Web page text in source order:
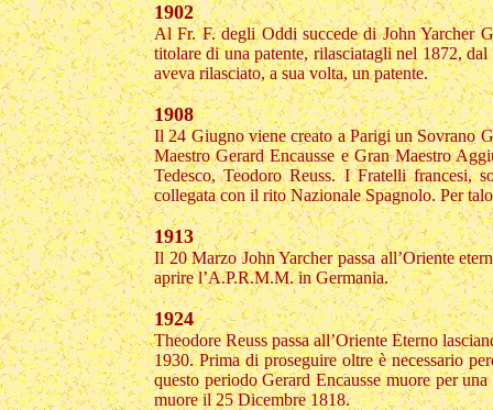
1902
Al Fr. F. degli Oddi succede di John Yarcher
titolare di una patente, rilasciatagli nel 1872,
aveva rilasciato, a sua volta, un patente.
1908
Il 24 Giugno viene creato a Parigi un Sovrano
Maestro Gerard Encausse e Gran Maestro
Tedesco, Teodoro Reuss. I Fratelli francesi,
collegata con il rito Nazionale Spagnolo. Per
1913
Il 20 Marzo John Yarcher passa all’Oriente
aprire l’A.P.R.M.M. in Germania.
1924
Theodore Reuss passa all’Oriente Eterno
1930. Prima di proseguire oltre è necessario
questo periodo Gerard Encausse muore per
muore il 25 Dicembre 1818.